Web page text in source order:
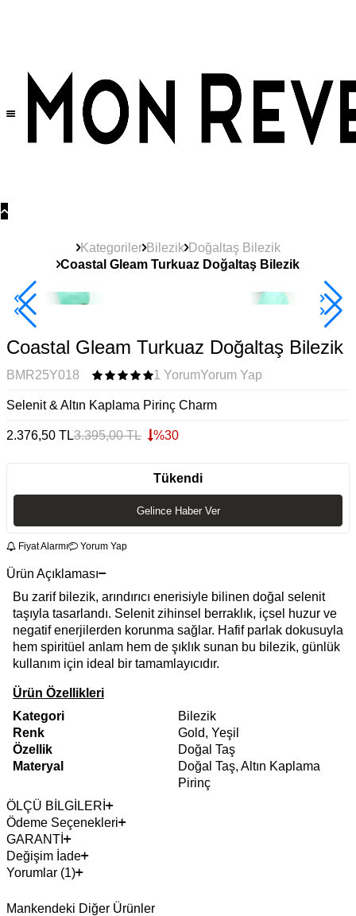
Kategoriler Bilezik Doğaltaş Bilezik
Coastal Gleam Turkuaz Doğaltaş Bilezik
2+ Ürüne +%10
Coastal Gleam Turkuaz Doğaltaş Bilezik
BMR25Y018 1 YorumYorum Yap
Selenit & Altın Kaplama Pirinç Charm
2.376,50 TL3.395,00TL %30
Tükendi
Gelince Haber Ver
Fiyat Alarmı Yorum Yap
Ürün Açıklaması
Bu zarif bilezik, arındırıcı enerisiyle bilinen doğal selenit
taşıyla tasarlandı. Selenit zihinsel berraklık, içsel huzur ve
negatif enerjilerden korunma sağlar. Hafif parlak dokusuyla
hem spiritüel anlam hem de şıklık sunan bu bilezik, günlük
kullanım için ideal bir tamamlayıcıdır.
Ürün Özellikleri
Kategori
Bilezik
Renk
Gold, Yeşil
Özellik
Doğal Taş
Materyal
Doğal Taş, Altın Kaplama
Pirinç
ÖLÇÜ BİLGİLERİ
Ödeme Seçenekleri
GARANTİ
Değişim İade
Yorumlar (1)
Mankendeki Diğer Ürünler